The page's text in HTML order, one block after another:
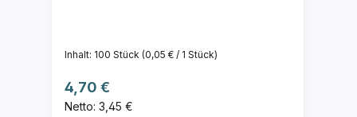
Inhalt: 100 Stück (0,05 € / 1 Stück)
Regulärer Preis:
4,70 €
Netto: 3,45 €